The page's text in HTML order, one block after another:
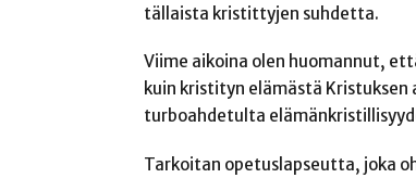
tällaista kristittyjen suhdetta.
Viime aikoina olen huomannut,
kuin kristityn elämästä Kristuksen
turboahdetulta
Tarkoitan opetuslapseutta, joka